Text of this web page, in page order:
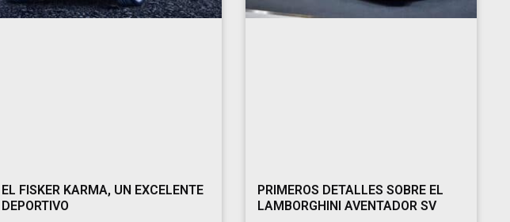
EL FISKER KARMA, UN EXCELENTE
DEPORTIVO
PRIMEROS DETALLES SOBRE EL
LAMBORGHINI AVENTADOR SV